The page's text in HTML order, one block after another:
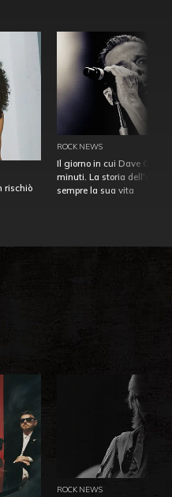
rischiò
ROCK NEWS
Il giorno in cui Dave
minuti. La storia
sempre la sua vita
ROCK NEWS